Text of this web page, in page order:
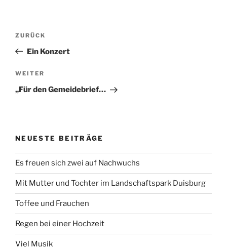
Beitragsnavigation
Vorheriger
Beitrag
ZURÜCK
Ein Konzert
Nächster
Beitrag
WEITER
„Für den Gemeidebrief…
NEUESTE BEITRÄGE
Es freuen sich zwei auf Nachwuchs
Mit Mutter und Tochter im Landschaftspark Duisburg
Toffee und Frauchen
Regen bei einer Hochzeit
Viel Musik